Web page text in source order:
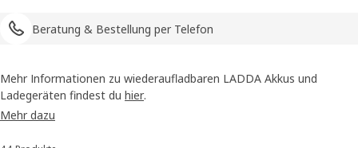
Beratung & Bestellung per Telefon
Mehr Informationen zu wiederaufladbaren LADDA Akkus und
Ladegeräten findest du hier.
Mehr dazu